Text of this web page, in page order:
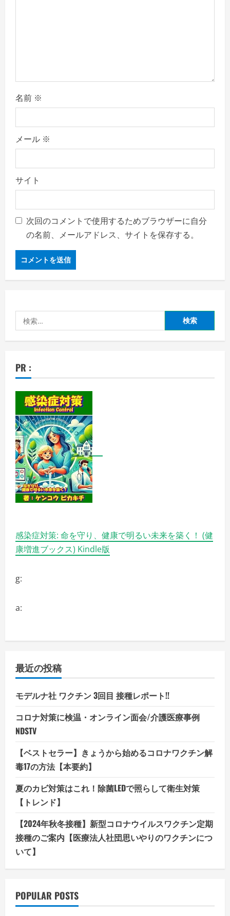
名前 ※
メール ※
サイト
次回のコメントで使用するためブラウザーに自分
の名前、メールアドレス、サイトを保存する。
索:
PR :
感染症対策: 命を守り、健康で明るい未来を築く！ (健
康増進ブックス) Kindle版
g:
a:
最近の投稿
モデルナ社 ワクチン 3回目 接種レポート!!
コロナ対策に検温・オンライン面会/介護医療事例
NDSTV
【ベストセラー】きょうから始めるコロナワクチン解
毒17の方法【本要約】
夏のカビ対策はこれ！除菌LEDで照らして衛生対策
【トレンド】
【2024年秋冬接種】新型コロナウイルスワクチン定期
接種のご案内【医療法人社団思いやりのワクチンにつ
いて】
POPULAR POSTS